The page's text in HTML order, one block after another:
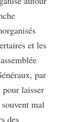
et les
par
laisser
mal
des